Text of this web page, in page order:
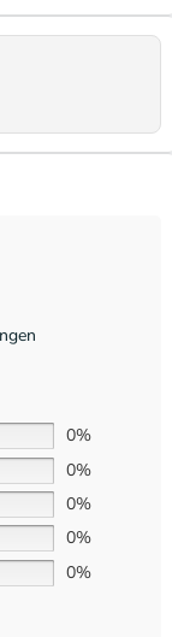
0%
0%
0%
0%
0%